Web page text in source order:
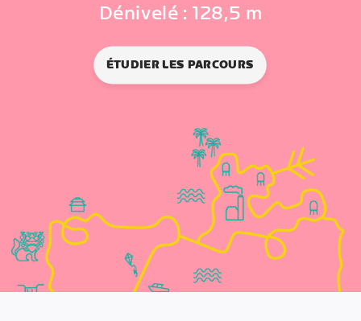
Dénivelé : 128,5 m
ÉTUDIER LES PARCOURS